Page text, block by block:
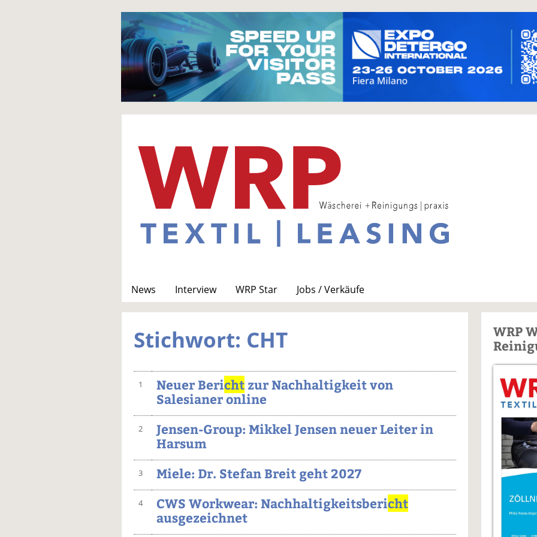
News Interview WRP Star
Jobs / Verkäufe
Stichwort: CHT
1 Neuer Bericht zur Nachhaltigkeit von
Salesianer online
2
Jensen-Group: Mikkel Jensen neuer Leiter in
Harsum
3 Miele: Dr. Stefan Breit geht 2027
4 CWS Workwear: Nachhaltigkeitsbericht
ausgezeichnet
WRP